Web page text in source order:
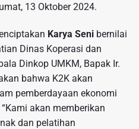
13 Oktober 2024.
Karya Seni bernilai
Dinas Koperasi dan
Dinkop UMKM, Bapak Ir.
bahwa K2K akan
pemberdayaan ekonomi
akan memberikan
dan pelatihan